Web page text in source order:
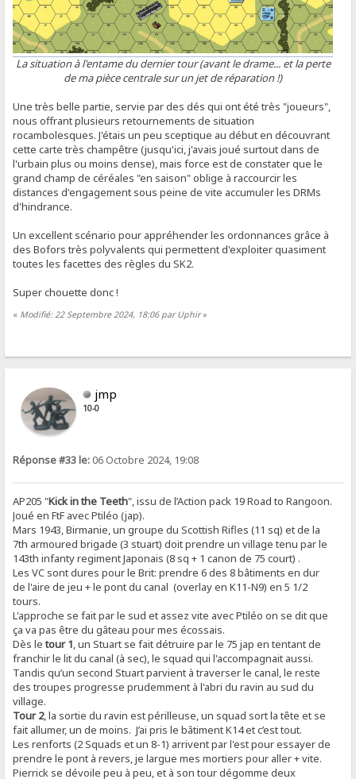
La situation à l'entame du dernier tour (avant le drame... et la perte
de ma pièce centrale sur un jet de réparation !)
Une très belle partie, servie par des dés qui ont été très "joueurs",
nous offrant plusieurs retournements de situation
rocambolesques. J'étais un peu sceptique au début en découvrant
cette carte très champêtre (jusqu'ici, j'avais joué surtout dans de
l'urbain plus ou moins dense), mais force est de constater que le
grand champ de céréales "en saison" oblige à raccourcir les
distances d'engagement sous peine de vite accumuler les DRMs
d'hindrance.
Un excellent scénario pour appréhender les ordonnances grâce à
des Bofors très polyvalents qui permettent d'exploiter quasiment
toutes les facettes des règles du SK2.
Super chouette donc !
« Modifié: 22 Septembre 2024, 18:06 par Uphir»
jmp
10-0
Réponse #33 le: 06 Octobre 2024, 19:08
AP205 "Kick in the Teeth", issu de l’Action pack 19 Road to Rangoon.
Joué en FtF avec Ptiléo (jap).
Mars 1943, Birmanie, un groupe du Scottish Rifles (11 sq) et de la
7th armoured brigade (3 stuart) doit prendre un village tenu par le
143th infanty regiment Japonais (8 sq + 1 canon de 75 court) .
Les VC sont dures pour le Brit: prendre 6 des 8 bâtiments en dur
de l'aire de jeu + le pont du canal (overlay en K11-N9) en 5 1/2
tours.
L'approche se fait par le sud et assez vite avec Ptiléo on se dit que
ça va pas être du gâteau pour mes écossais.
Dès letour 1 , un Stuart se fait détruire par le 75 jap en tentant de
franchir le lit du canal (à sec), le squad qui l'accompagnait aussi.
Tandis qu’un second Stuart parvient à traverser le canal, le reste
des troupes progresse prudemment à l'abri du ravin au sud du
village.
Tour 2, la sortie du ravin est périlleuse, un squad sort la tête et se
fait allumer, un de moins. J’ai pris le bâtiment K14 et c’est tout.
Les renforts (2 Squads et un 8-1) arrivent par l'est pour essayer de
prendre le pont à revers, je largue mes mortiers pour aller + vite.
Pierrick se dévoile peu à peu, et à son tour dégomme deux